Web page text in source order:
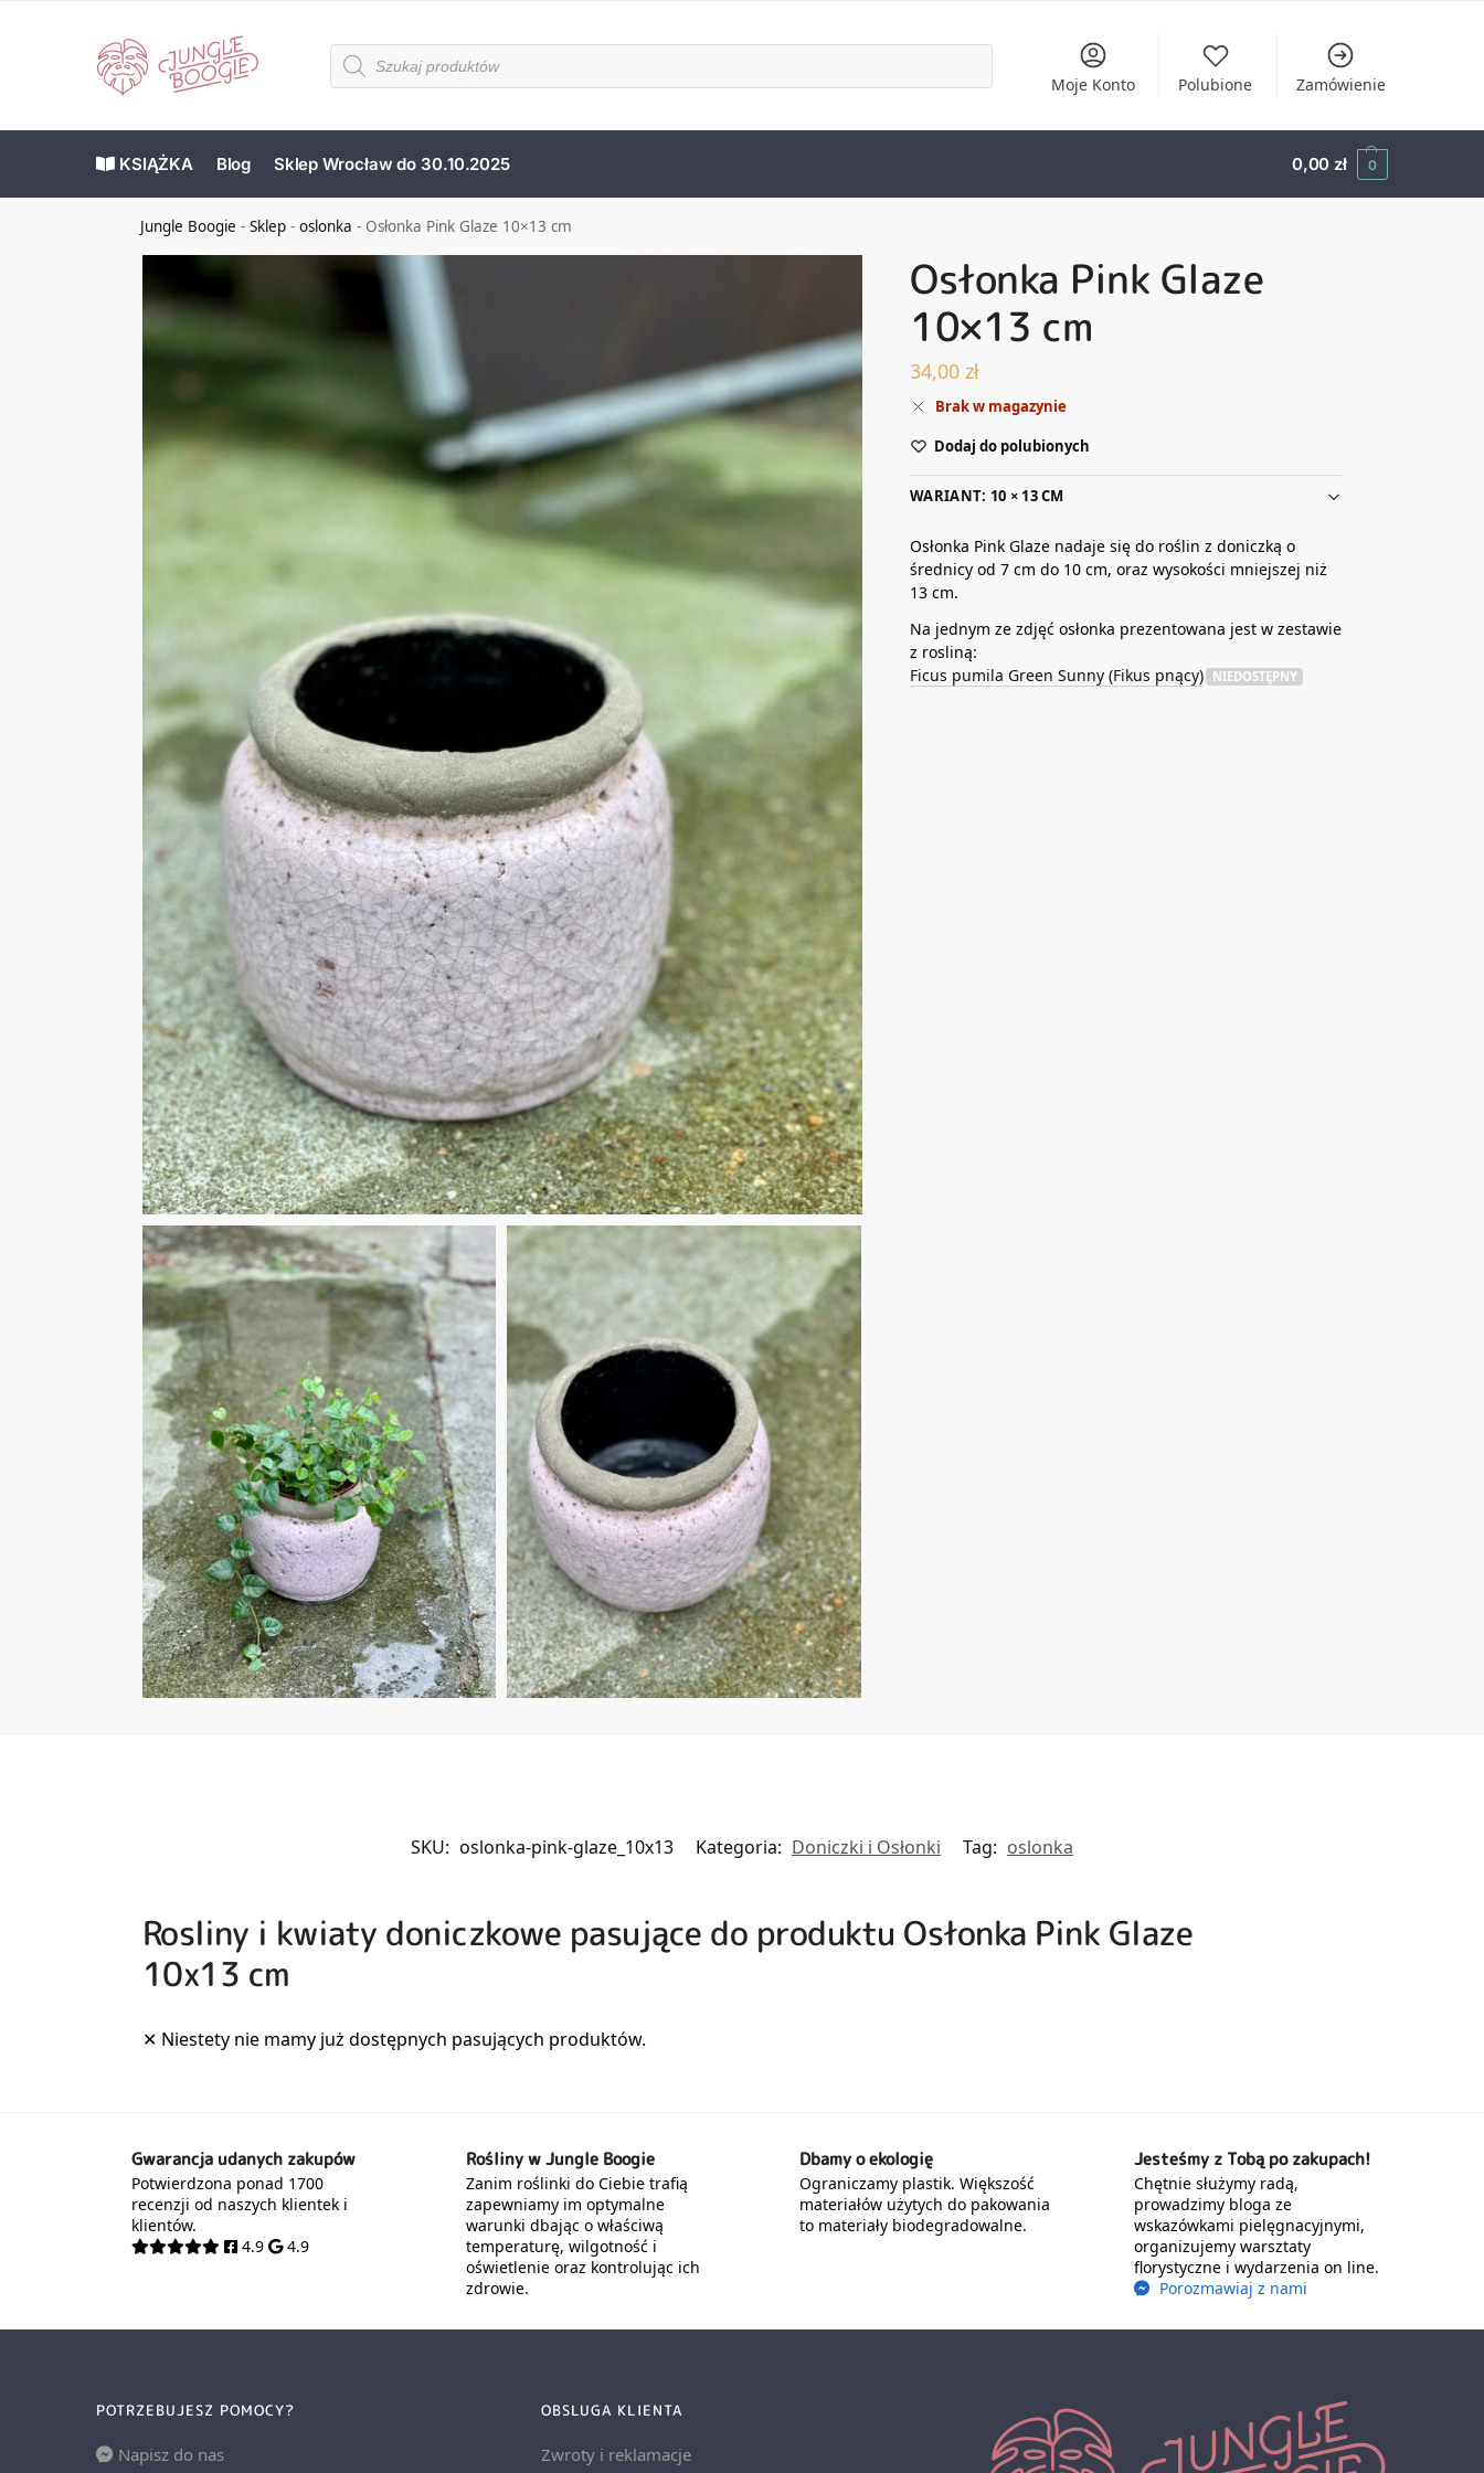
Moje Konto Polubione Zamówienie
KSIĄŻKA Blog Sklep Wrocław do 30.10.2025 0,00 zł 0
Jungle Boogie -Sklep -oslonka - Osłonka Pink Glaze 10×13 cm
Osłonka Pink Glaze
10×13 cm
34,00 zł
Brak w magazynie
Dodaj do polubionych
WARIANT: 10 × 13 CM
Osłonka Pink Glaze nadaje się do roślin z doniczką o
średnicy od 7 cm do 10 cm, oraz wysokości mniejszej niż
13 cm.
Na jednym ze zdjęć osłonka prezentowana jest w zestawie
z rosliną:
Ficus pumila Green Sunny (Fikus pnący) NIEDOSTĘPNY
SKU: oslonka-pink-glaze_10x13 Kategoria: Doniczki i Osłonki Tag: oslonka
Rosliny i kwiaty doniczkowe pasujące do produktu Osłonka Pink Glaze
10x13 cm
Gwarancja udanych zakupów
Potwierdzona ponad 1700
recenzji od naszych klientek i
klientów.
4.9
4.9
Rośliny w Jungle Boogie
Zanim roślinki do Ciebie trafią
zapewniamy im optymalne
warunki dbając o właściwą
temperaturę, wilgotność i
oświetlenie oraz kontrolując ich
zdrowie.
Dbamy o ekologię
Ograniczamy plastik. Większość
materiałów użytych do pakowania
to materiały biodegradowalne.
Jesteśmy z Tobą po zakupach!
Chętnie służymy radą,
prowadzimy bloga ze
wskazówkami pielęgnacyjnymi,
organizujemy warsztaty
florystyczne i wydarzenia on line.
Porozmawiaj z nami
POTRZEBUJESZ POMOCY?
Napisz do nas
OBSLUGA KLIENTA
Zwroty i reklamacje